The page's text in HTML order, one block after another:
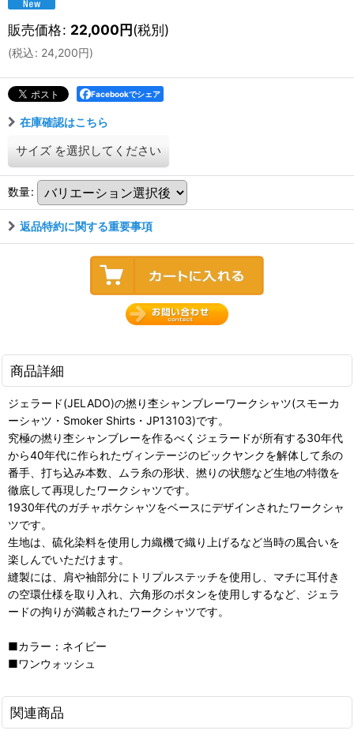
販売価格: 22,000円(税別)
(税込: 24,200円)
Facebookでシェア
在庫確認はこちら
サイズ を選択してください
数量:
返品特約に関する重要事項
商品詳細
ジェラード(JELADO)の撚り杢シャンブレーワークシャツ(スモーカ
ーシャツ・Smoker Shirts・JP13103)です。
究極の撚り杢シャンブレーを作るべくジェラードが所有する30年代
から40年代に作られたヴィンテージのビックヤンクを解体して糸の
番手、打ち込み本数、ムラ糸の形状、撚りの状態など生地の特徴を
徹底して再現したワークシャツです。
1930年代のガチャポケシャツをベースにデザインされたワークシャ
ツです。
生地は、硫化染料を使用し力織機で織り上げるなど当時の風合いを
楽しんでいただけます。
縫製には、肩や袖部分にトリプルステッチを使用し、マチに耳付き
の空環仕様を取り入れ、六角形のボタンを使用しするなど、ジェラ
ードの拘りが満載されたワークシャツです。
■カラー：ネイビー
■ワンウォッシュ
関連商品